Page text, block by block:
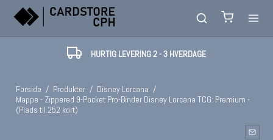
HURTIG LEVERING 2 - 3 HVERDAGE
Forside / Produkter / Disney Lorcana /
Mappe - Zippered 9-Pocket Pro-Binder Disney Lorcana TCG: Premium -
(Plads til 252 kort)